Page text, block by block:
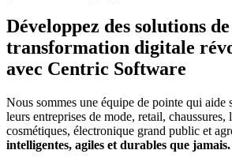
Développez des solutions de
transformation digitale
avec Centric Software
Nous sommes une équipe de pointe qui aide
leurs entreprises de mode, retail, chaussures,
cosmétiques, électronique grand public et
intelligentes, agiles et durables que jamais.